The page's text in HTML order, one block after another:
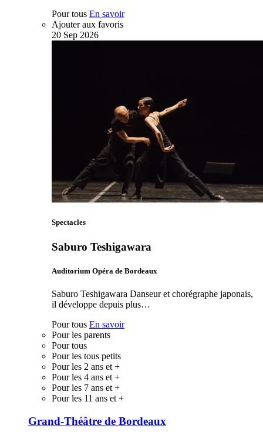
Pour tous En savoir
Ajouter aux favoris
20 Sep 2026
Spectacles
Saburo Teshigawara
Auditorium Opéra de Bordeaux
Saburo Teshigawara Danseur et chorégraphe japonais,
il développe depuis plus…
Pour tous En savoir
Pour les parents
Pour tous
Pour les tous petits
Pour les 2 ans et +
Pour les 4 ans et +
Pour les 7 ans et +
Pour les 11 ans et +
Grand-Théâtre de Bordeaux